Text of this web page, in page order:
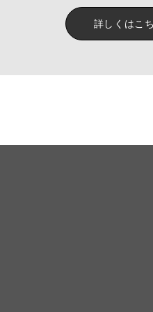
詳しくはこ